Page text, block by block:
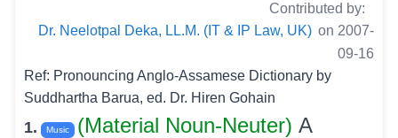
Contributed by:
Dr. Neelotpal Deka, LL.M. (IT & IP Law, UK) on 2007-
09-16
Ref: Pronouncing Anglo-Assamese Dictionary by
Suddhartha Barua, ed. Dr. Hiren Gohain
1. Music (Material Noun-Neuter) A